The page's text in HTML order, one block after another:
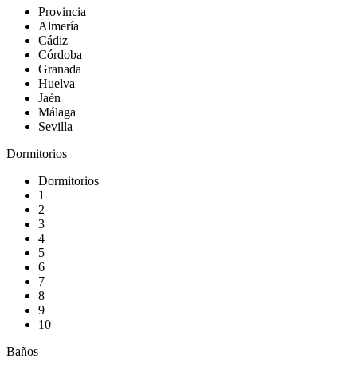
Provincia
Almería
Cádiz
Córdoba
Granada
Huelva
Jaén
Málaga
Sevilla
Dormitorios
Dormitorios
1
2
3
4
5
6
7
8
9
10
Baños